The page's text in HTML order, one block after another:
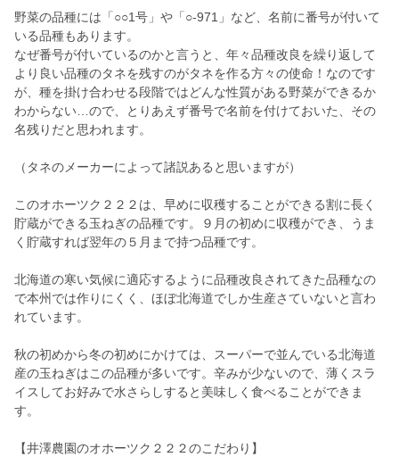
野菜の品種には「○○1号」や「○-971」など、名前に番号が付いて
いる品種もあります。
なぜ番号が付いているのかと言うと、年々品種改良を繰り返して
より良い品種のタネを残すのがタネを作る方々の使命！なのです
が、種を掛け合わせる段階ではどんな性質がある野菜ができるか
わからない…ので、とりあえず番号で名前を付けておいた、その
名残りだと思われます。
（タネのメーカーによって諸説あると思いますが）
このオホーツク２２２は、早めに収穫することができる割に長く
貯蔵ができる玉ねぎの品種です。９月の初めに収穫ができ、うま
く貯蔵すれば翌年の５月まで持つ品種です。
北海道の寒い気候に適応するように品種改良されてきた品種なの
で本州では作りにくく、ほぼ北海道でしか生産さていないと言わ
れています。
秋の初めから冬の初めにかけては、スーパーで並んでいる北海道
産の玉ねぎはこの品種が多いです。辛みが少ないので、薄くスラ
イスしてお好みで水さらしすると美味しく食べることができま
す。
【井澤農園のオホーツク２２２のこだわり】